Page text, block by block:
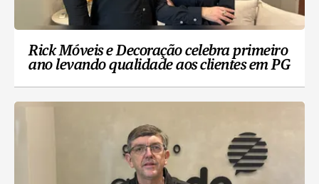
Rick Móveis e Decoração celebra primeiro
ano levando qualidade aos clientes em PG